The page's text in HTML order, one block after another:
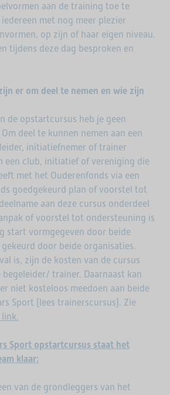
aan de training toe te
met nog meer plezier
op zijn of haar eigen niveau.
tijdens deze dag besproken en
er om deel te nemen en wie zijn
de opstartcursus heb je geen
deel te kunnen nemen aan een
initiatiefnemer of trainer
een club, initiatief of vereniging die
met het Ouderenfonds via een
goedgekeurd plan of voorstel tot
aan deze cursus onderdeel
of voorstel tot ondersteuning is
start vormgegeven door beide
door beide organisaties.
is, zijn de kosten van de cursus
trainer. Daarnaast kan
niet kosteloos meedoen aan beide
Sport (lees trainerscursus). Zie
link.
Sport opstartcursus staat het
klaar:
van de grondleggers van het